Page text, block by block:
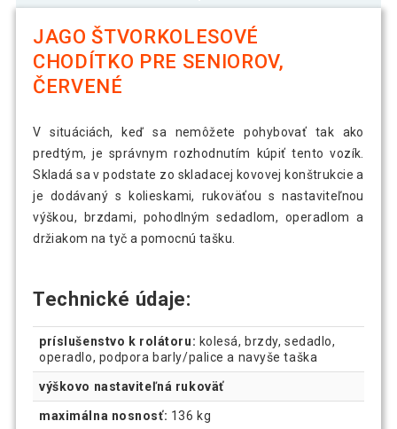
JAGO ŠTVORKOLESOVÉ
CHODÍTKO PRE SENIOROV,
ČERVENÉ
V situáciách, keď sa nemôžete pohybovať tak ako
predtým, je správnym rozhodnutím kúpiť tento vozík.
Skladá sa v podstate zo skladacej kovovej konštrukcie a
je dodávaný s kolieskami, rukoväťou s nastaviteľnou
výškou, brzdami, pohodlným sedadlom, operadlom a
držiakom na tyč a pomocnú tašku.
Technické údaje:
príslušenstvo k rolátoru: kolesá, brzdy, sedadlo,
operadlo, podpora barly/palice a navyše taška
výškovo nastaviteľná rukoväť
maximálna nosnosť: 136 kg